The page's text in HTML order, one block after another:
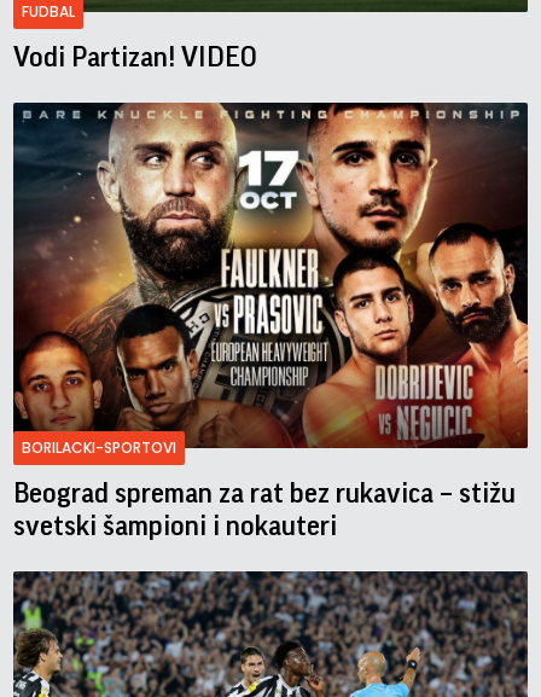
FUDBAL
Vodi Partizan! VIDEO
BORILACKI-SPORTOVI
Beograd spreman za rat bez rukavica – stižu
svetski šampioni i nokauteri